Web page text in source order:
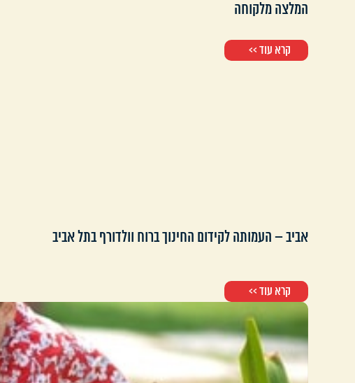
המלצה מלקוחה
קרא עוד >>
אביב – העמותה לקידום החינוך ברוח וולדורף בתל אביב
קרא עוד >>